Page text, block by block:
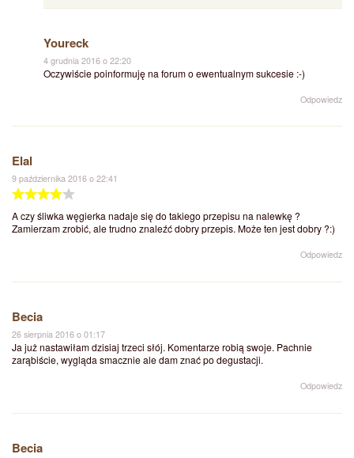
Youreck
4 grudnia 2016 o 22:20
Oczywiście poinformuję na forum o ewentualnym sukcesie :-)
Odpowiedz
Elal
9 października 2016 o 22:41
A czy śliwka węgierka nadaje się do takiego przepisu na nalewkę ?
Zamierzam zrobić, ale trudno znaleźć dobry przepis. Może ten jest dobry ?:)
Odpowiedz
Becia
26 sierpnia 2016 o 01:17
Ja już nastawiłam dzisiaj trzeci słój. Komentarze robią swoje. Pachnie
zarąbiście, wygląda smacznie ale dam znać po degustacji.
Odpowiedz
Becia